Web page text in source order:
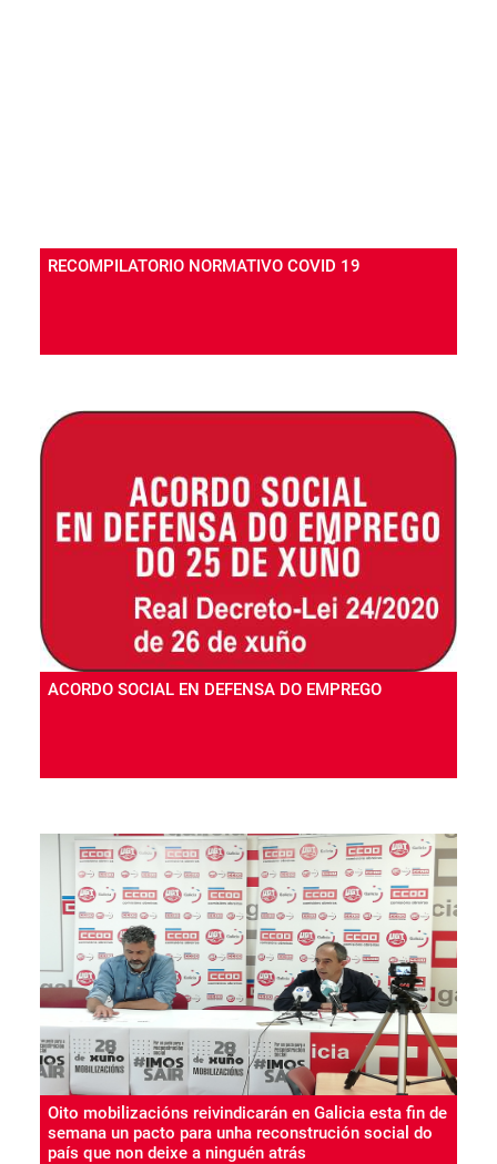
RECOMPILATORIO NORMATIVO COVID 19
ACORDO SOCIAL EN DEFENSA DO EMPREGO
Oito mobilizacións reivindicarán en Galicia esta fin de
semana un pacto para unha reconstrución social do
país que non deixe a ninguén atrás